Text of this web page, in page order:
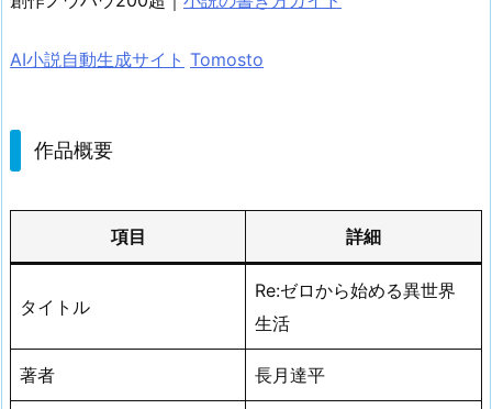
AI小説自動生成サイト Tomosto
作品概要
項目 詳細
タイトル
Re:ゼロから始める異世界
生活
著者 長月達平